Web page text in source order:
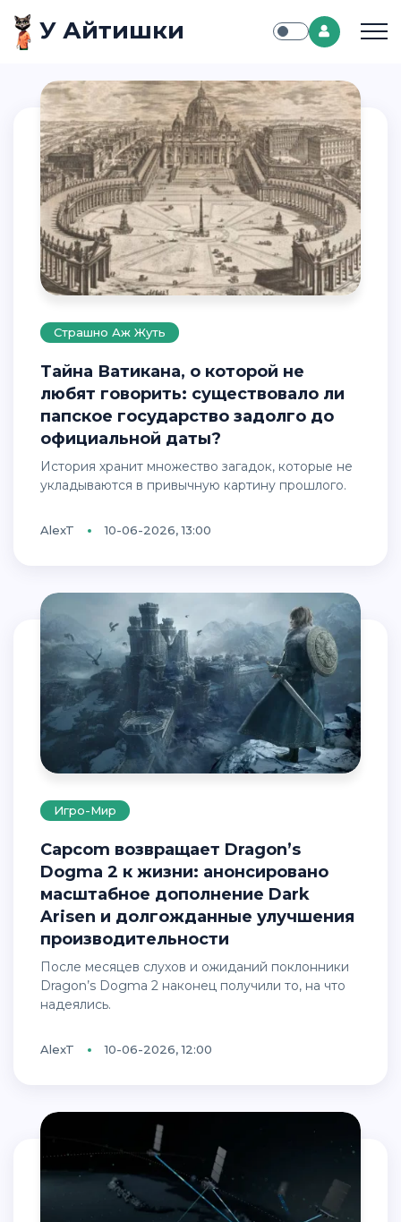
У Айтишки
Страшно Аж Жуть
Тайна Ватикана, о которой не
любят говорить: существовало ли
папское государство задолго до
официальной даты?
История хранит множество загадок, которые не
укладываются в привычную картину прошлого.
AlexT 10-06-2026, 13:00
Игро-Мир
Capcom возвращает Dragon’s
Dogma 2 к жизни: анонсировано
масштабное дополнение Dark
Arisen и долгожданные улучшения
производительности
После месяцев слухов и ожиданий поклонники
Dragon’s Dogma 2 наконец получили то, на что
надеялись.
AlexT 10-06-2026, 12:00